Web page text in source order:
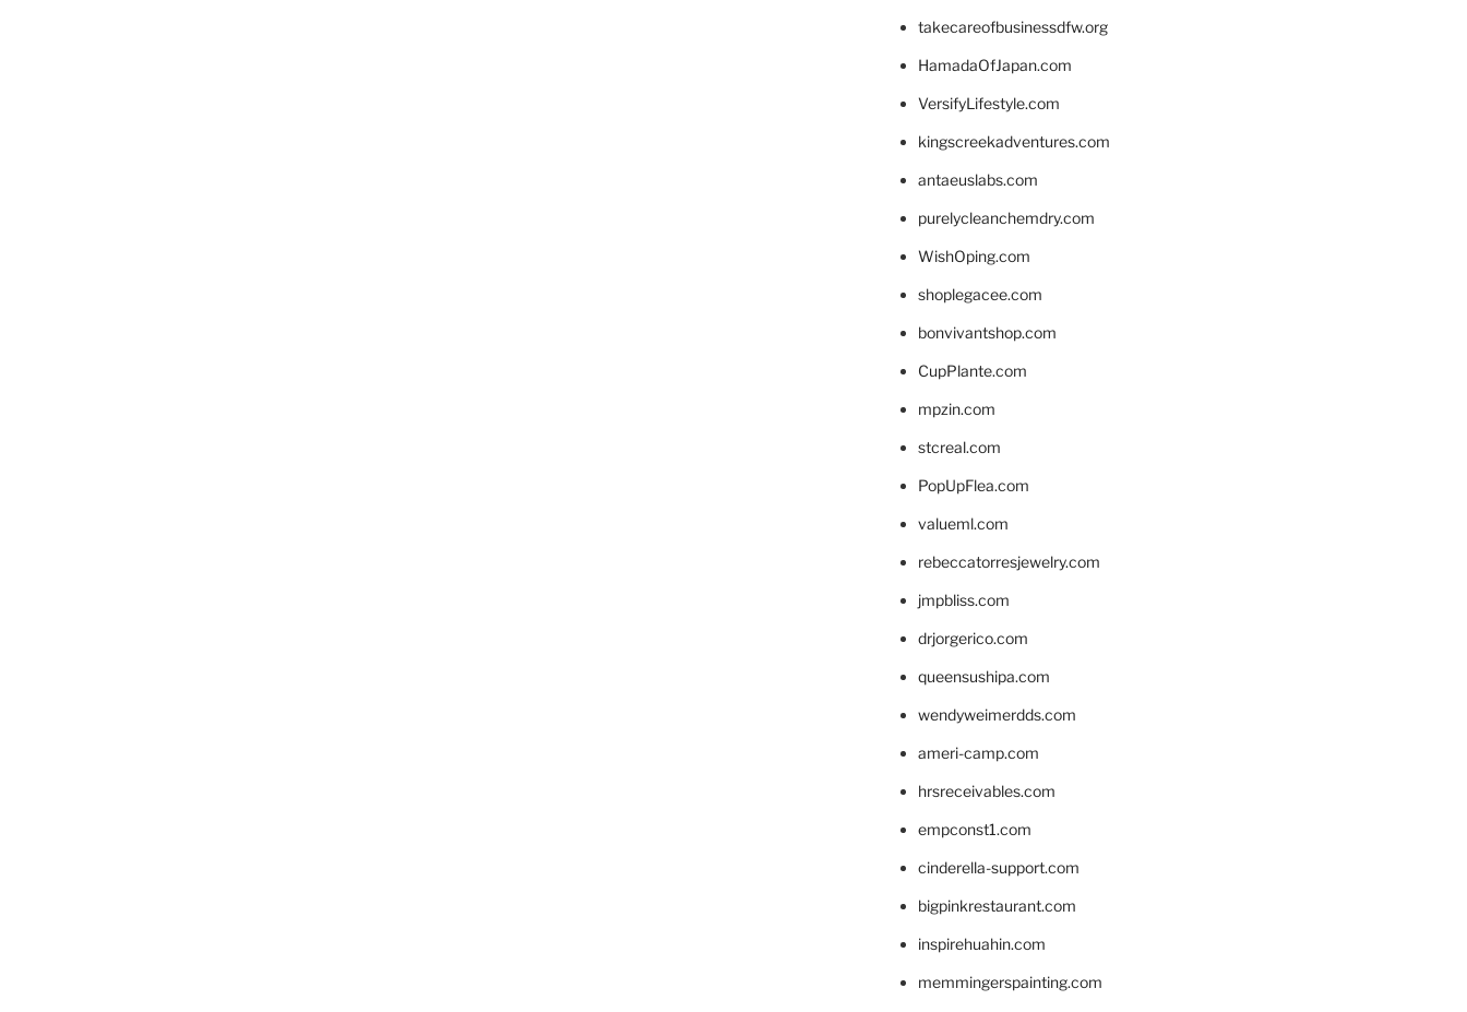
takecareofbusinessdfw.org
HamadaOfJapan.com
VersifyLifestyle.com
kingscreekadventures.com
antaeuslabs.com
purelycleanchemdry.com
WishOping.com
shoplegacee.com
bonvivantshop.com
CupPlante.com
mpzin.com
stcreal.com
PopUpFlea.com
valueml.com
rebeccatorresjewelry.com
jmpbliss.com
drjorgerico.com
queensushipa.com
wendyweimerdds.com
ameri-camp.com
hrsreceivables.com
empconst1.com
cinderella-support.com
bigpinkrestaurant.com
inspirehuahin.com
memmingerspainting.com